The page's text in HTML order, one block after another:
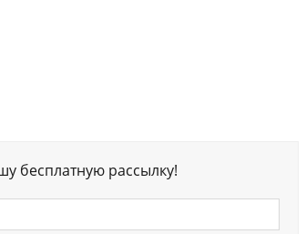
бесплатную рассылку!